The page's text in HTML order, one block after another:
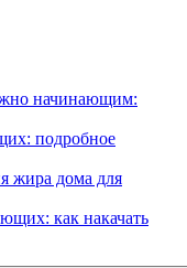
начинающим:
подробное
жира дома для
как накачать